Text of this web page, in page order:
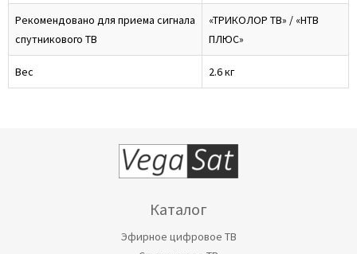
Рекомендовано для приема сигнала
спутникового ТВ
«ТРИКОЛОР ТВ» / «НТВ
ПЛЮС»
Вес 2.6 кг
Каталог
Эфирное цифровое ТВ